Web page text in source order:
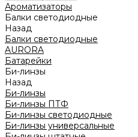
Ароматизаторы
Балки светодиодные
Назад
Балки светодиодные
AURORA
Батарейки
Би-линзы
Назад
Би-линзы
Би-линзы ПТФ
Би-линзы светодиодные
Би-линзы универсальные